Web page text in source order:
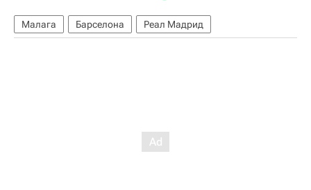
Малага Барселона Реал Мадрид